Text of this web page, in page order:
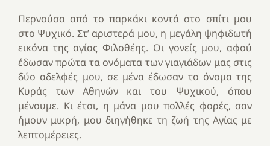
Περνούσα από το παρκάκι κοντά στο σπίτι μου
στο Ψυχικό. Στ’ αριστερά μου, η μεγάλη ψηφιδωτή
εικόνα της αγίας Φιλοθέης. Οι γονείς μου, αφού
έδωσαν πρώτα τα ονόματα των γιαγιάδων μας στις
δύο αδελφές μου, σε μένα έδωσαν το όνομα της
Κυράς των Αθηνών και του Ψυχικού, όπου
μένουμε. Κι έτσι, η μάνα μου πολλές φορές, σαν
ήμουν μικρή, μου διηγήθηκε τη ζωή της Αγίας με
λεπτομέρειες.